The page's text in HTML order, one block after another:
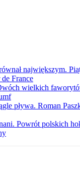
największym.
France
wielkich
pływa. Roman
Powrót polskich